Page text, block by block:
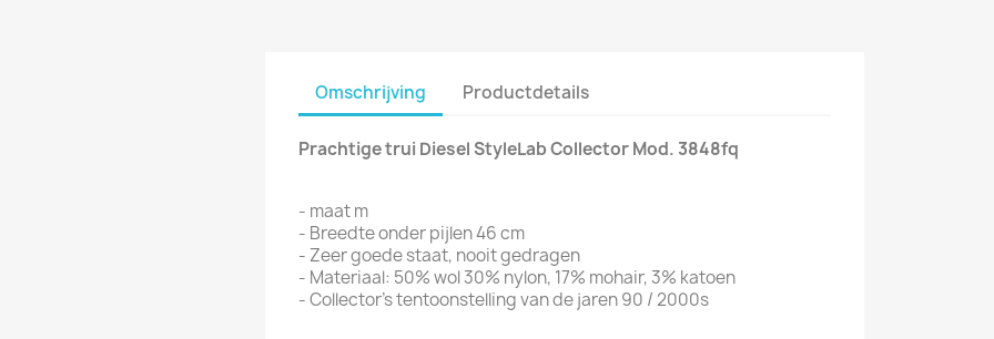
Omschrijving Productdetails
Prachtige trui Diesel StyleLab Collector Mod. 3848fq
- maat m
- Breedte onder pijlen 46 cm
- Zeer goede staat, nooit gedragen
- Materiaal: 50% wol 30% nylon, 17% mohair, 3% katoen
- Collector's tentoonstelling van de jaren 90 / 2000s